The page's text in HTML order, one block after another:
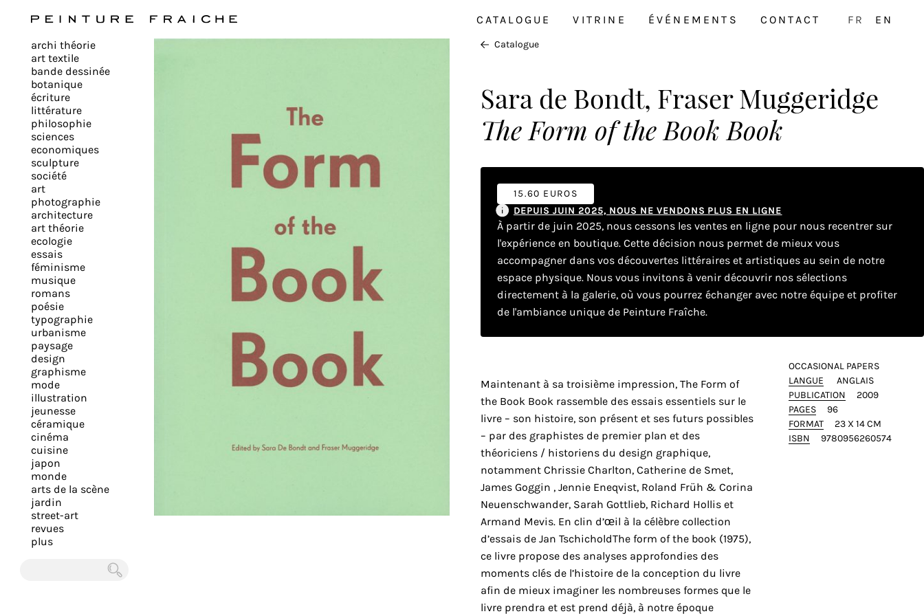
CATALOGUE VITRINE ÉVÉNEMENTS CONTACT FR EN
Catalogue
Sara de Bondt, Fraser Muggeridge
The Form of the Book Book
15.60 EUROS
DEPUIS JUIN 2025, NOUS NE VENDONS PLUS EN LIGNE
À partir de juin 2025, nous cessons les ventes en ligne pour nous recentrer sur
l'expérience en boutique. Cette décision nous permet de mieux vous
accompagner dans vos découvertes littéraires et artistiques au sein de notre
espace physique. Nous vous invitons à venir découvrir nos sélections
directement à la galerie, où vous pourrez échanger avec notre équipe et profiter
de l'ambiance unique de Peinture Fraîche.
Maintenant à sa troisième impression, The Form of
the Book Book rassemble des essais essentiels sur le
livre – son histoire, son présent et ses futurs possibles
– par des graphistes de premier plan et des
théoriciens / historiens du design graphique,
notamment Chrissie Charlton, Catherine de Smet,
James Goggin , Jennie Eneqvist, Roland Früh & Corina
Neuenschwander, Sarah Gottlieb, Richard Hollis et
Armand Mevis. En clin d’œil à la célèbre collection
d’essais de Jan TschicholdThe form of the book (1975),
ce livre propose des analyses approfondies des
moments clés de l’histoire de la conception du livre
afin de mieux imaginer les nombreuses formes que le
livre prendra et est prend déjà, à notre époque
OCCASIONAL PAPERS
LANGUE
ANGLAIS
PUBLICATION
2009
PAGES
96
FORMAT
23 X 14 CM
ISBN
9780956260574
archi théorie
art textile
bande dessinée
botanique
écriture
littérature
philosophie
sciences
economiques
sculpture
société
art
photographie
architecture
art théorie
ecologie
essais
féminisme
musique
romans
poésie
typographie
urbanisme
paysage
design
graphisme
mode
illustration
jeunesse
céramique
cinéma
cuisine
japon
monde
arts de la scène
jardin
street-art
revues
plus
Chercher
Valider
tous
cookies
utilise
cookies
améliorer
expérience
service
personnalisé.